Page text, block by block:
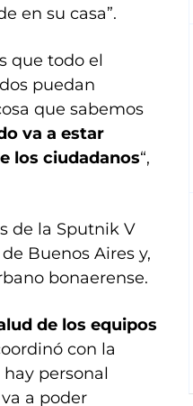
en su casa”.
que todo el
puedan
que sabemos
va a estar
los ciudadanos“,
de la Sputnik V
Buenos Aires y,
bonaerense.
de los equipos
con la
personal
a poder